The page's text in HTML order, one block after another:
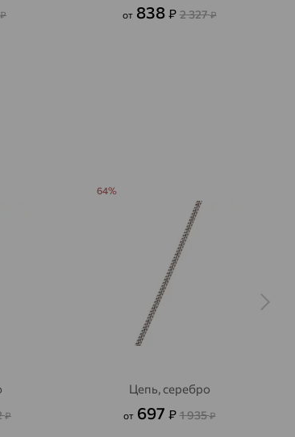
₽ от 838 ₽ 2 327₽
₽
Цепь, серебро
от 697 ₽ 1 935₽
64%